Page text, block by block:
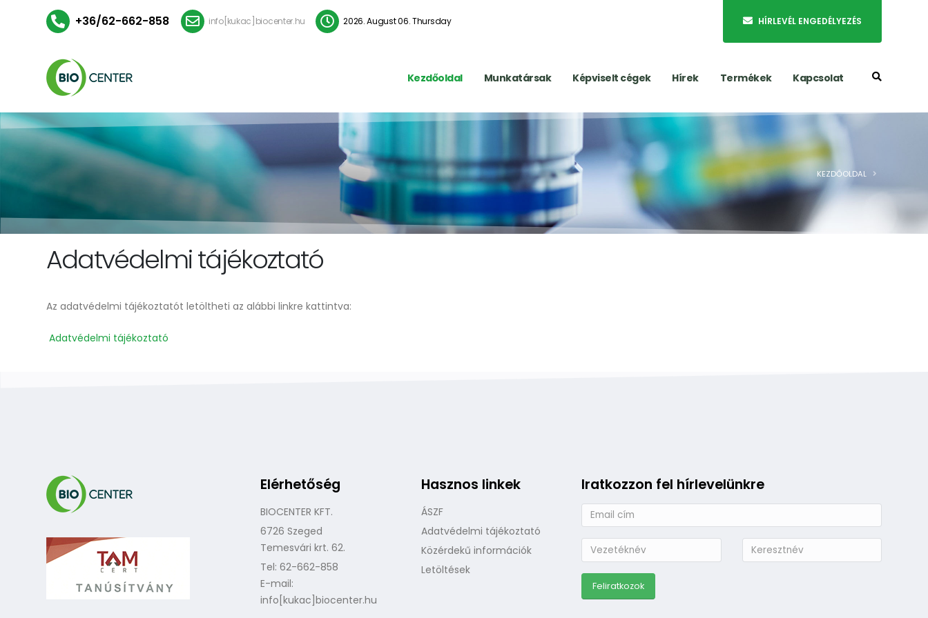
+36/62-662-858 info[kukac]biocenter.hu 2026. August 06. Thursday HÍRLEVÉL ENGEDÉLYEZÉS
Kezdőoldal Munkatársak Képviselt cégek Hírek Termékek Kapcsolat
KEZDŐOLDAL
Adatvédelmi tájékoztató
Az adatvédelmi tájékoztatót letöltheti az alábbi linkre kattintva:
Adatvédelmi tájékoztató
Elérhetőség
BIOCENTER KFT.
6726 Szeged
Temesvári krt. 62.
Tel: 62-662-858
E-mail:
info[kukac]biocenter.hu
Hasznos linkek
ÁSZF
Adatvédelmi tájékoztató
Közérdekű információk
Letöltések
Iratkozzon fel hírlevelünkre